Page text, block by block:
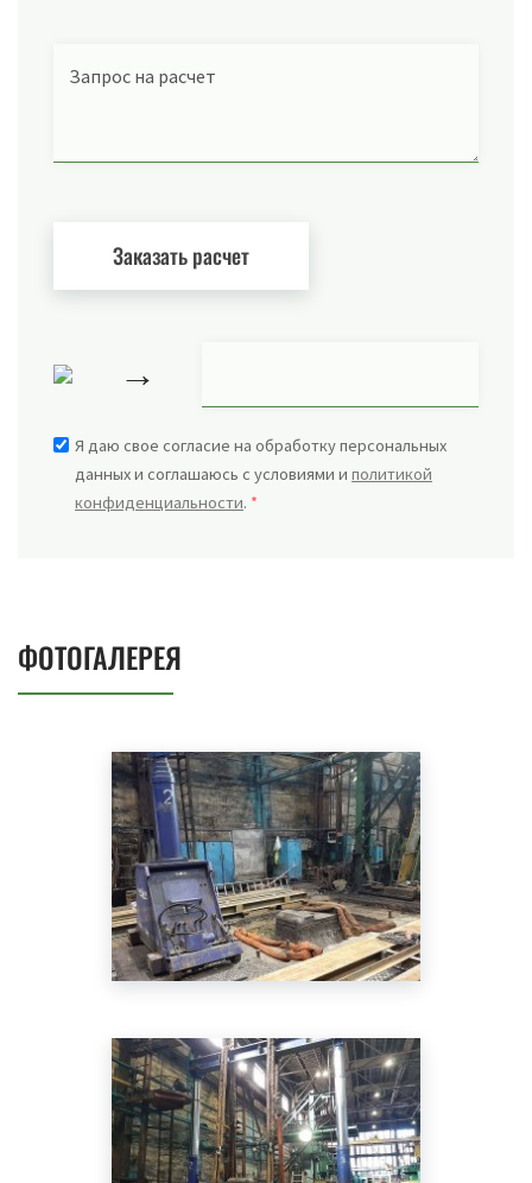
Запрос на расчет
→
Я даю свое согласие на обработку персональных
данных и соглашаюсь с условиями и политикой
конфиденциальности. *
ФОТОГАЛЕРЕЯ